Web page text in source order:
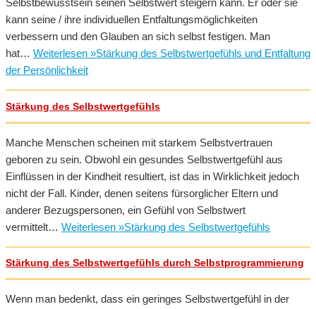
Selbstbewusstsein seinen Selbstwert steigern kann. Er oder sie
kann seine / ihre individuellen Entfaltungsmöglichkeiten
verbessern und den Glauben an sich selbst festigen. Man
hat… Weiterlesen »Stärkung des Selbstwertgefühls und Entfaltung
der Persönlichkeit
Stärkung des Selbstwertgefühls
Manche Menschen scheinen mit starkem Selbstvertrauen
geboren zu sein. Obwohl ein gesundes Selbstwertgefühl aus
Einflüssen in der Kindheit resultiert, ist das in Wirklichkeit jedoch
nicht der Fall. Kinder, denen seitens fürsorglicher Eltern und
anderer Bezugspersonen, ein Gefühl von Selbstwert
vermittelt… Weiterlesen »Stärkung des Selbstwertgefühls
Stärkung des Selbstwertgefühls durch Selbstprogrammierung
Wenn man bedenkt, dass ein geringes Selbstwertgefühl in der